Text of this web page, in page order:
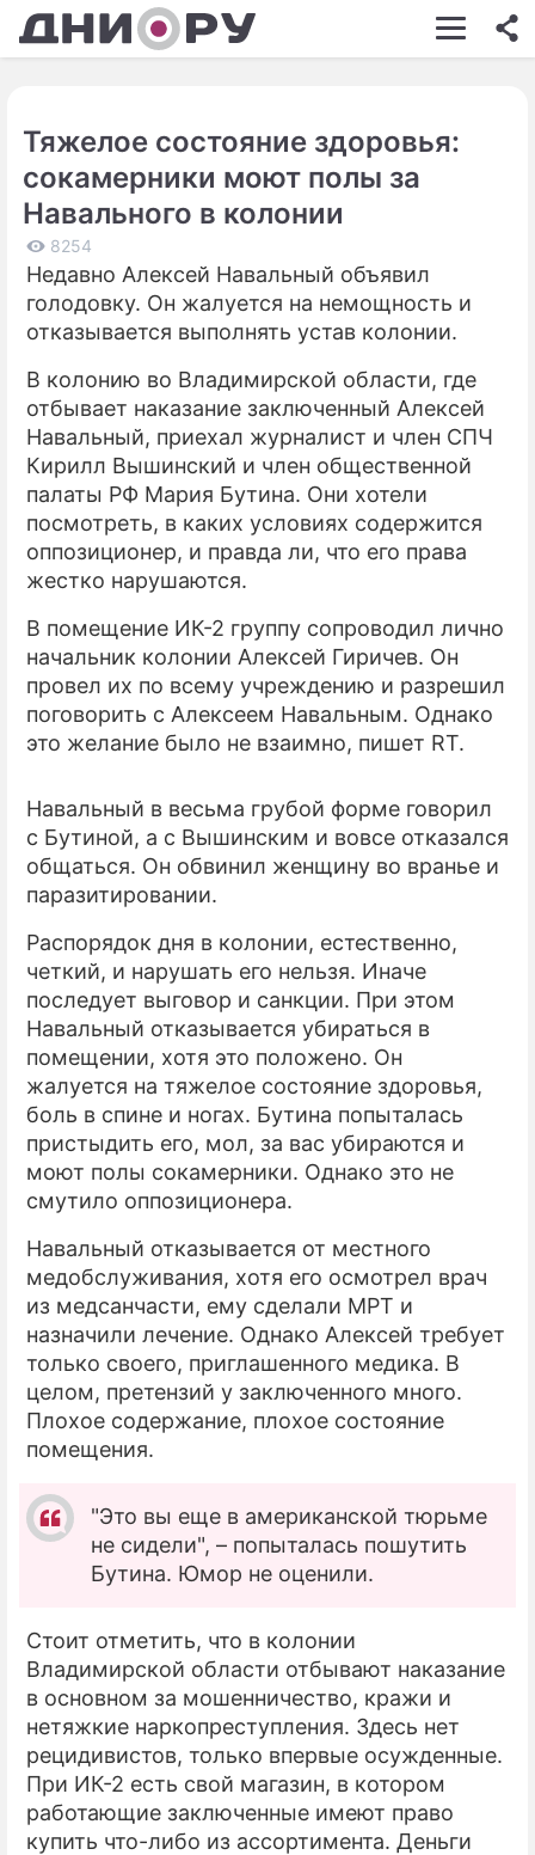
ШОУ-БИЗНЕС
КИНО
ЭКОНОМИКА
ПРОИСШЕСТВИЯ
СОННИК
СТИЛЬ ЖИЗНИ
СЕРИАЛЫ
ИГРЫ
О ПРОЕКТЕ
Тяжелое состояние здоровья:
сокамерники моют полы за
Навального в колонии
8254
Недавно Алексей Навальный объявил
голодовку. Он жалуется на немощность и
отказывается выполнять устав колонии.
В колонию во Владимирской области, где
отбывает наказание заключенный Алексей
Навальный, приехал журналист и член СПЧ
Кирилл Вышинский и член общественной
палаты РФ Мария Бутина. Они хотели
посмотреть, в каких условиях содержится
оппозиционер, и правда ли, что его права
жестко нарушаются.
В помещение ИК-2 группу сопроводил лично
начальник колонии Алексей Гиричев. Он
провел их по всему учреждению и разрешил
поговорить с Алексеем Навальным. Однако
это желание было не взаимно, пишет RT.
Навальный в весьма грубой форме говорил
с Бутиной, а с Вышинским и вовсе отказался
общаться. Он обвинил женщину во вранье и
паразитировании.
Распорядок дня в колонии, естественно,
четкий, и нарушать его нельзя. Иначе
последует выговор и санкции. При этом
Навальный отказывается убираться в
помещении, хотя это положено. Он
жалуется на тяжелое состояние здоровья,
боль в спине и ногах. Бутина попыталась
пристыдить его, мол, за вас убираются и
моют полы сокамерники. Однако это не
смутило оппозиционера.
Навальный отказывается от местного
медобслуживания, хотя его осмотрел врач
из медсанчасти, ему сделали МРТ и
назначили лечение. Однако Алексей требует
только своего, приглашенного медика. В
целом, претензий у заключенного много.
Плохое содержание, плохое состояние
помещения.
"Это вы еще в американской тюрьме
не сидели", – попыталась пошутить
Бутина. Юмор не оценили.
Стоит отметить, что в колонии
Владимирской области отбывают наказание
в основном за мошенничество, кражи и
нетяжкие наркопреступления. Здесь нет
рецидивистов, только впервые осужденные.
При ИК-2 есть свой магазин, в котором
работающие заключенные имеют право
купить что-либо из ассортимента. Деньги